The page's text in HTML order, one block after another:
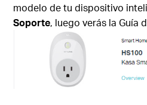
modelo de tu dispositivo
Soporte, luego verás la Guía